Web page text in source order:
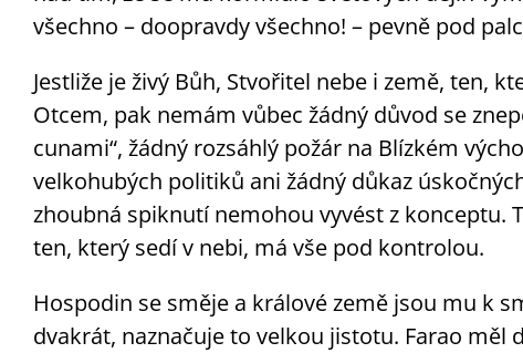
všechno – doopravdy všechno! – pevně pod
Jestliže je živý Bůh, Stvořitel nebe i země, ten,
Otcem, pak nemám vůbec žádný důvod se
cunami“, žádný rozsáhlý požár na Blízkém
velkohubých politiků ani žádný důkaz
zhoubná spiknutí nemohou vyvést z konceptu.
ten, který sedí v nebi, má vše pod kontrolou.
Hospodin se směje a králové země jsou mu k
dvakrát, naznačuje to velkou jistotu. Farao měl